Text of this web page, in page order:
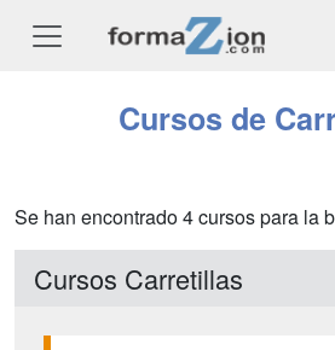
Cursos de
Se han encontrado 4 cursos para la
Cursos Carretillas